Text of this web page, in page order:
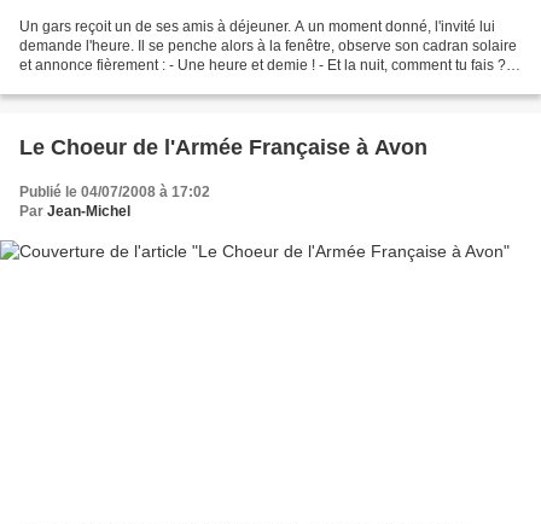
Un gars reçoit un de ses amis à déjeuner. A un moment donné, l'invité lui
demande l'heure. Il se penche alors à la fenêtre, observe son cadran solaire
et annonce fièrement : - Une heure et demie ! - Et la nuit, comment tu fais ? -
Le Choeur de l'Armée Française à Avon
Publié le 04/07/2008 à 17:02
Par Jean-Michel